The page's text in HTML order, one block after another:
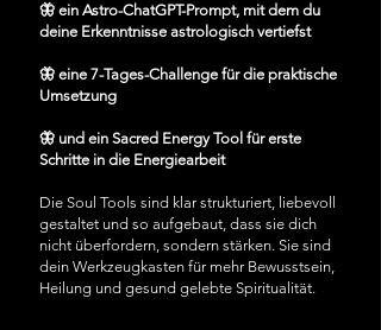
🦋 ein Astro-ChatGPT-Prompt, mit dem du
deine Erkenntnisse astrologisch vertiefst
🦋 eine 7-Tages-Challenge für die praktische
Umsetzung
🦋 und ein Sacred Energy Tool für erste
Schritte in die Energiearbeit
Die Soul Tools sind klar strukturiert, liebevoll
gestaltet und so aufgebaut, dass sie dich
nicht überfordern, sondern stärken. Sie sind
dein Werkzeugkasten für mehr Bewusstsein,
Heilung und gesund gelebte Spiritualität.